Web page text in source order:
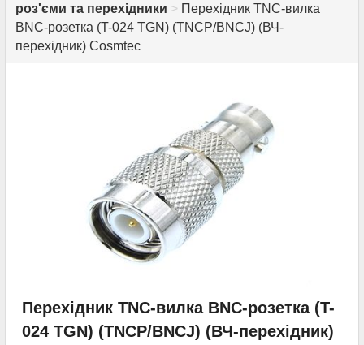
роз'єми та перехідники > Перехідник TNC-вилка
BNC-розетка (T-024 TGN) (TNCP/BNCJ) (ВЧ-
перехідник) Cosmtec
Перехідник TNC-вилка BNC-розетка (T-
024 TGN) (TNCP/BNCJ) (ВЧ-перехідник)